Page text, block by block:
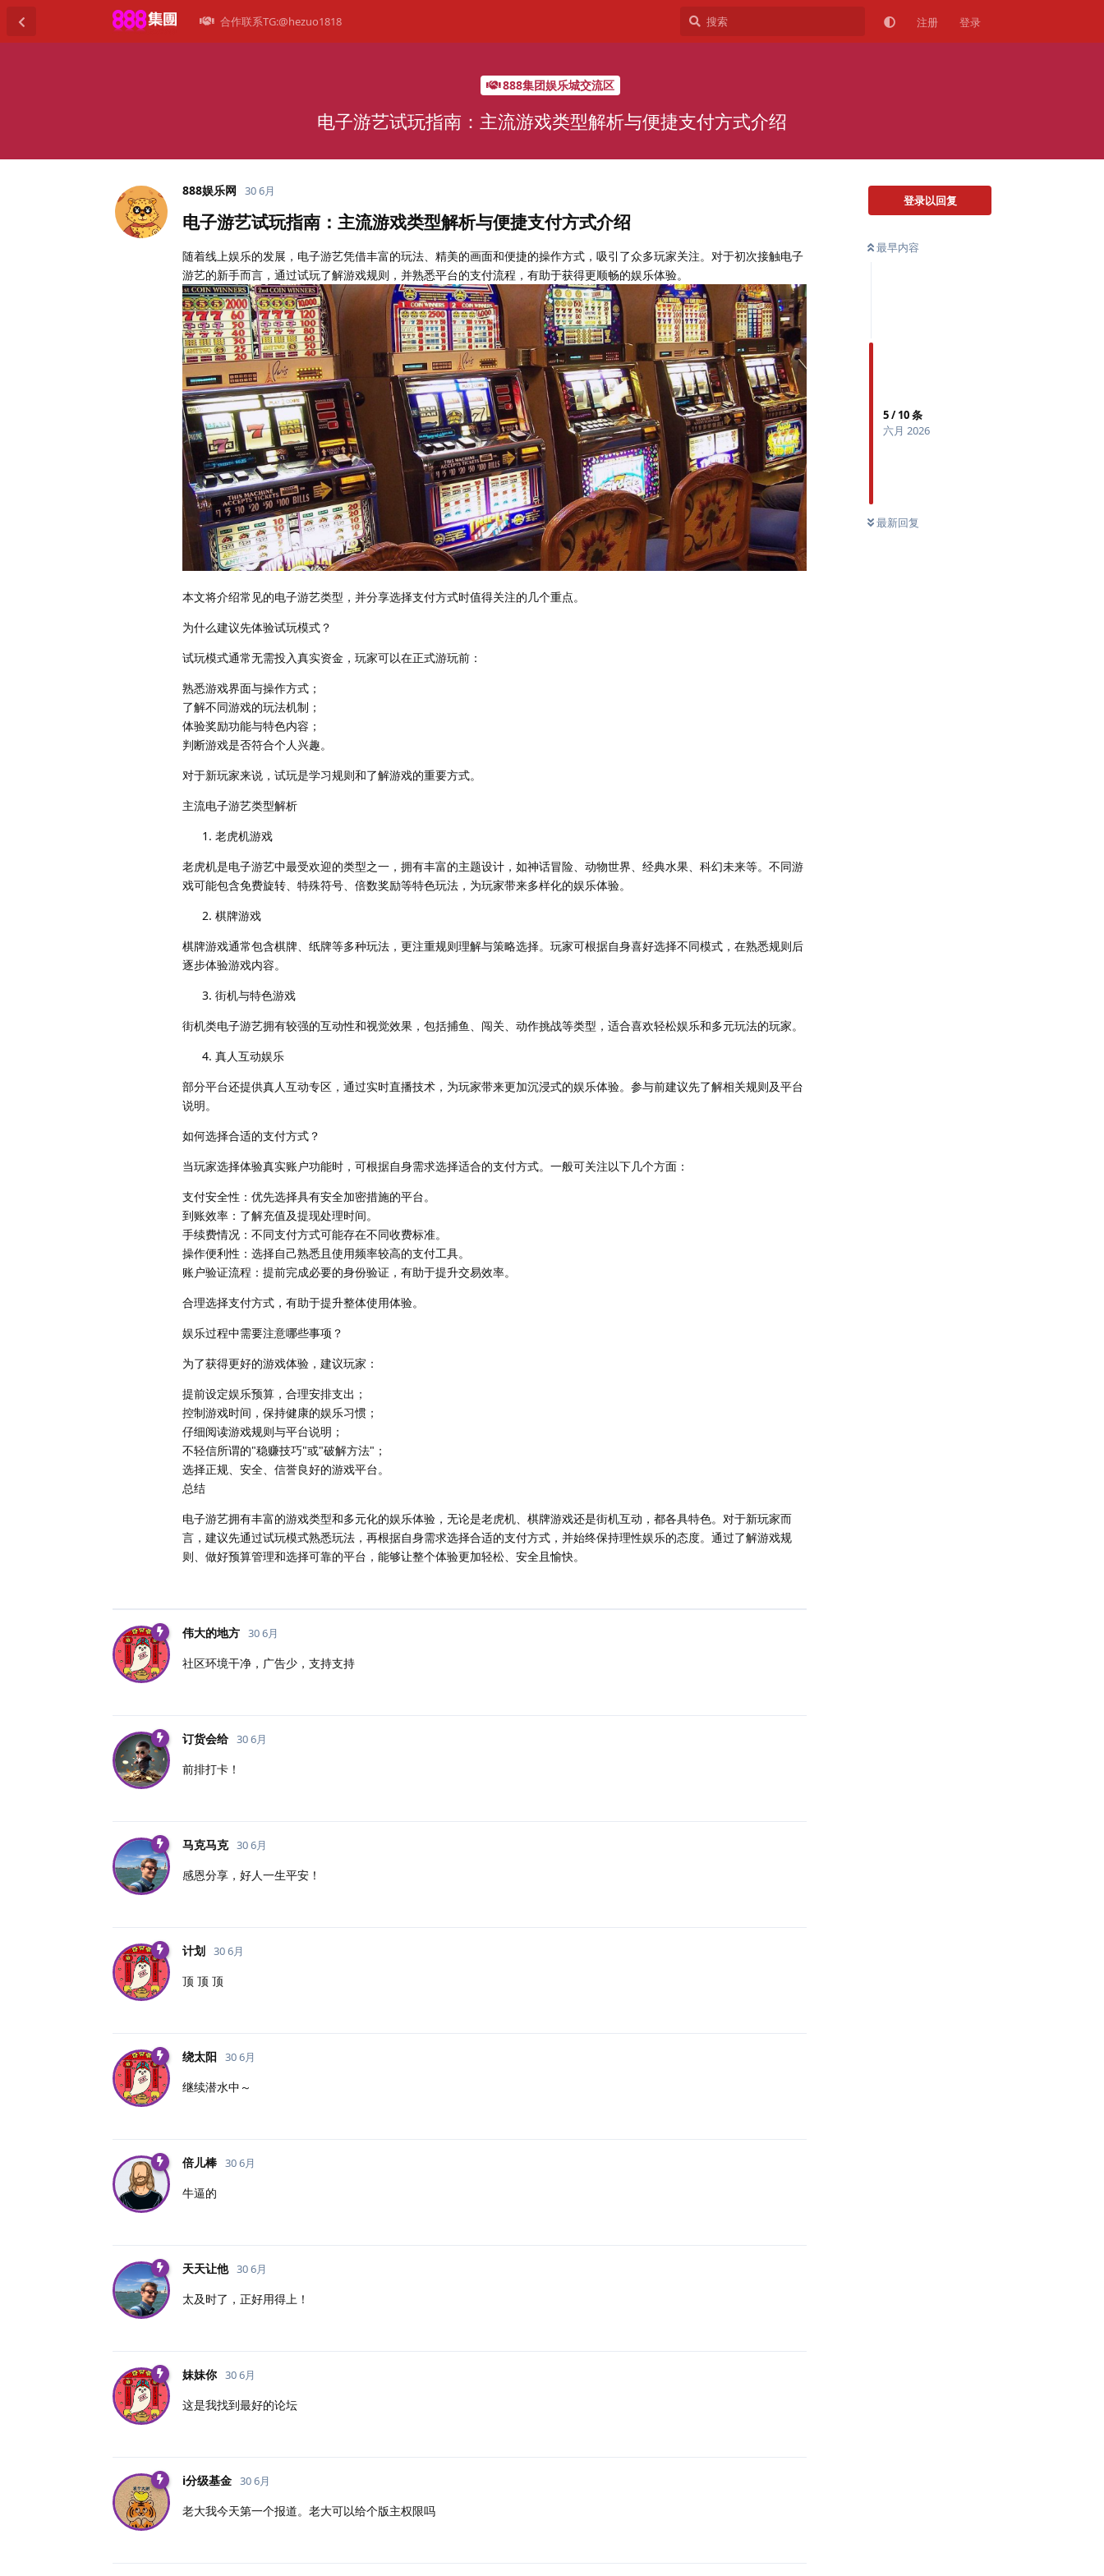
合作联系TG:@hezuo1818 注册 登录
888集团娱乐城交流区
电子游艺试玩指南：主流游戏类型解析与便捷支付方式介绍
登录以回复
最早内容
5/10条
六月 2026
最新回复
888娱乐网 30 6月
电子游艺试玩指南：主流游戏类型解析与便捷支付方式介绍
随着线上娱乐的发展，电子游艺凭借丰富的玩法、精美的画面和便捷的操作方式，吸引了众多玩家关注。对于初次接触电子
游艺的新手而言，通过试玩了解游戏规则，并熟悉平台的支付流程，有助于获得更顺畅的娱乐体验。
本文将介绍常见的电子游艺类型，并分享选择支付方式时值得关注的几个重点。
为什么建议先体验试玩模式？
试玩模式通常无需投入真实资金，玩家可以在正式游玩前：
熟悉游戏界面与操作方式；
了解不同游戏的玩法机制；
体验奖励功能与特色内容；
判断游戏是否符合个人兴趣。
对于新玩家来说，试玩是学习规则和了解游戏的重要方式。
主流电子游艺类型解析
老虎机游戏
老虎机是电子游艺中最受欢迎的类型之一，拥有丰富的主题设计，如神话冒险、动物世界、经典水果、科幻未来等。不同游
戏可能包含免费旋转、特殊符号、倍数奖励等特色玩法，为玩家带来多样化的娱乐体验。
棋牌游戏
棋牌游戏通常包含棋牌、纸牌等多种玩法，更注重规则理解与策略选择。玩家可根据自身喜好选择不同模式，在熟悉规则后
逐步体验游戏内容。
街机与特色游戏
街机类电子游艺拥有较强的互动性和视觉效果，包括捕鱼、闯关、动作挑战等类型，适合喜欢轻松娱乐和多元玩法的玩家。
真人互动娱乐
部分平台还提供真人互动专区，通过实时直播技术，为玩家带来更加沉浸式的娱乐体验。参与前建议先了解相关规则及平台
说明。
如何选择合适的支付方式？
当玩家选择体验真实账户功能时，可根据自身需求选择适合的支付方式。一般可关注以下几个方面：
支付安全性：优先选择具有安全加密措施的平台。
到账效率：了解充值及提现处理时间。
手续费情况：不同支付方式可能存在不同收费标准。
操作便利性：选择自己熟悉且使用频率较高的支付工具。
账户验证流程：提前完成必要的身份验证，有助于提升交易效率。
合理选择支付方式，有助于提升整体使用体验。
娱乐过程中需要注意哪些事项？
为了获得更好的游戏体验，建议玩家：
提前设定娱乐预算，合理安排支出；
控制游戏时间，保持健康的娱乐习惯；
仔细阅读游戏规则与平台说明；
不轻信所谓的"稳赚技巧"或"破解方法"；
选择正规、安全、信誉良好的游戏平台。
总结
电子游艺拥有丰富的游戏类型和多元化的娱乐体验，无论是老虎机、棋牌游戏还是街机互动，都各具特色。对于新玩家而
言，建议先通过试玩模式熟悉玩法，再根据自身需求选择合适的支付方式，并始终保持理性娱乐的态度。通过了解游戏规
则、做好预算管理和选择可靠的平台，能够让整个体验更加轻松、安全且愉快。
伟大的地方 30 6月
社区环境干净，广告少，支持支持
订货会给 30 6月
前排打卡！
马克马克 30 6月
感恩分享，好人一生平安！
计划 30 6月
顶 顶 顶
绕太阳 30 6月
继续潜水中～
倍儿棒 30 6月
牛逼的
天天让他 30 6月
太及时了，正好用得上！
妹妹你 30 6月
这是我找到最好的论坛
i分级基金 30 6月
老大我今天第一个报道。老大可以给个版主权限吗